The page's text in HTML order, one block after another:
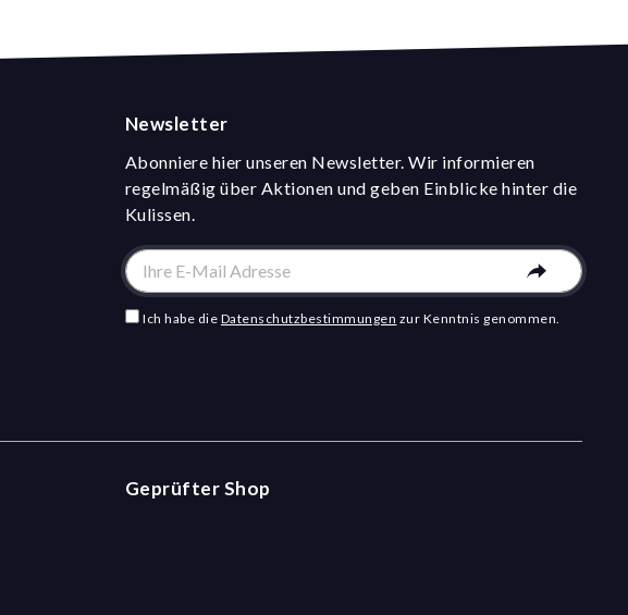
Newsletter
Abonniere hier unseren Newsletter. Wir informieren
regelmäßig über Aktionen und geben Einblicke hinter die
Kulissen.
Ich habe die Datenschutzbestimmungen zur Kenntnis genommen.
Geprüfter Shop